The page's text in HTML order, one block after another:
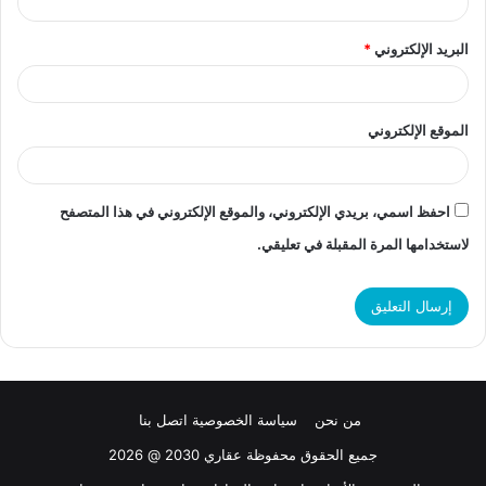
البريد الإلكتروني*
الموقع الإلكتروني
احفظ اسمي، بريدي الإلكتروني، والموقع الإلكتروني في هذا المتصفح
لاستخدامها المرة المقبلة في تعليقي.
من نحن سياسة الخصوصية اتصل بنا
جميع الحقوق محفوظة عقاري 2030 @ 2026